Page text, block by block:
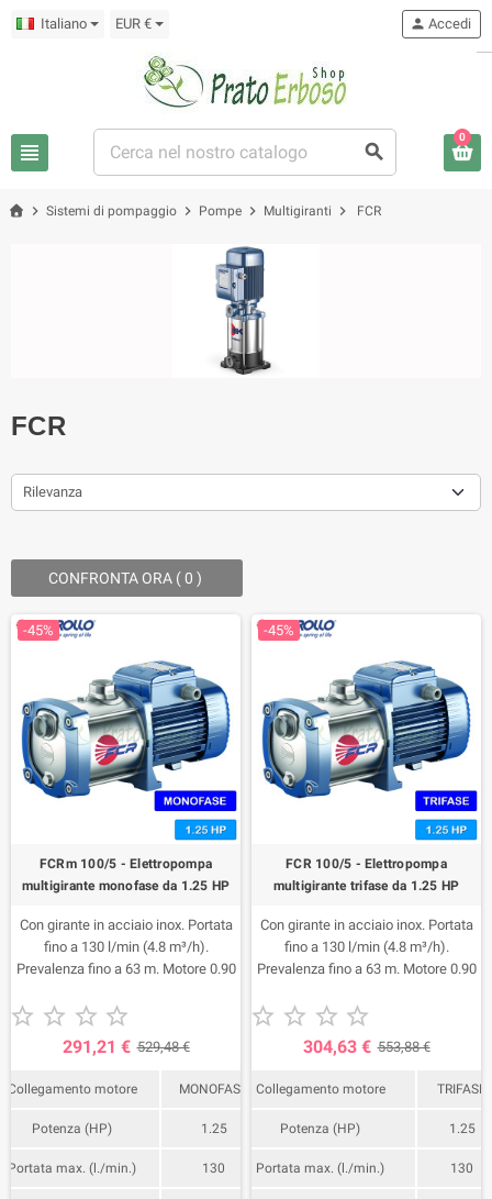
Italiano EUR €
view_headline search
person Accedi
0
chevron_right Sistemi di pompaggio chevron_right Pompe chevron_right Multigiranti chevron_right FCR
FCR
Rilevanza
CONFRONTA ORA (0) ‎
-45%
FCRm 100/5 - Elettropompa
multigirante monofase da 1.25 HP
Con girante in acciaio inox. Portata
fino a 130 l/min (4.8 m³/h).
Prevalenza fino a 63 m. Motore 0.90
   
291,21 € 529,48 €
Collegamento motore MONOFASE
Potenza (HP) 1.25
Portata max. (l./min.) 130
-45%
FCR 100/5 - Elettropompa
multigirante trifase da 1.25 HP
Con girante in acciaio inox. Portata
fino a 130 l/min (4.8 m³/h).
Prevalenza fino a 63 m. Motore 0.90
   
304,63 € 553,88 €
Collegamento motore TRIFASE
Potenza (HP) 1.25
Portata max. (l./min.) 130